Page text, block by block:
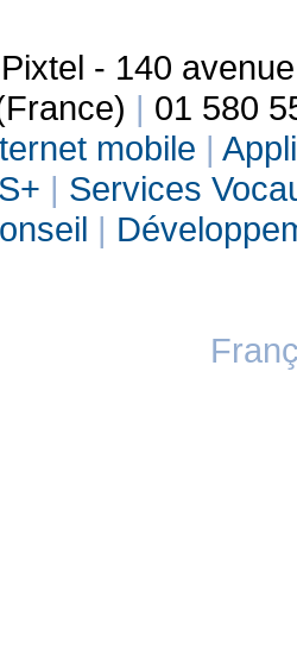
Pixtel - 140
| 01 580
mobile |
| Services
|